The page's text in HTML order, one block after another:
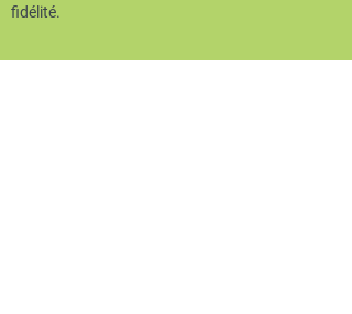
fidélité.